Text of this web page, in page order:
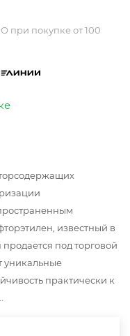
при покупке от 100
известный в
под торговой
уникальные
практически к